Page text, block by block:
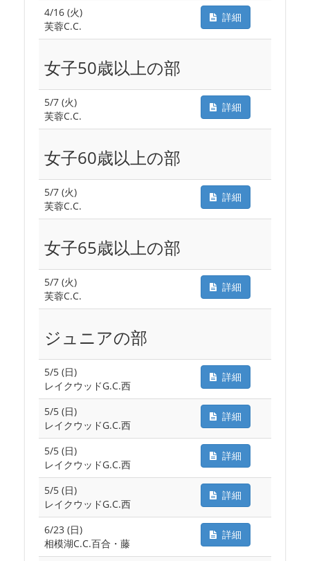
4/16 (火)
芙蓉C.C.
詳細
女子50歳以上の部
5/7 (火)
芙蓉C.C.
詳細
女子60歳以上の部
5/7 (火)
芙蓉C.C.
詳細
女子65歳以上の部
5/7 (火)
芙蓉C.C.
詳細
ジュニアの部
5/5 (日)
レイクウッドG.C.西
詳細
5/5 (日)
レイクウッドG.C.西
詳細
5/5 (日)
レイクウッドG.C.西
詳細
5/5 (日)
レイクウッドG.C.西
詳細
6/23 (日)
相模湖C.C.百合・藤
詳細